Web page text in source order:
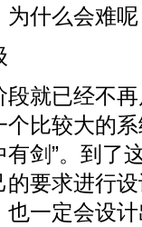
为什么会难
已经不再
个比较大的
有剑”。到了
的要求进行
也一定会设